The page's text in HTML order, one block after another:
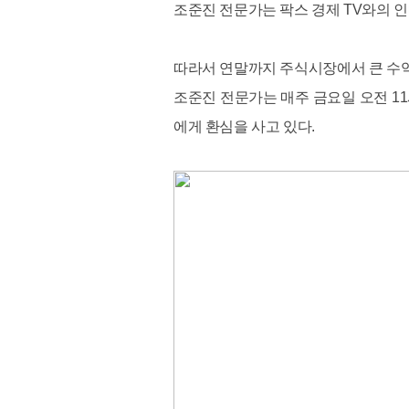
조준진 전문가는 팍스 경제 TV와의
따라서 연말까지 주식시장에서 큰 수
조준진 전문가는 매주 금요일 오전
에게 환심을 사고 있다.